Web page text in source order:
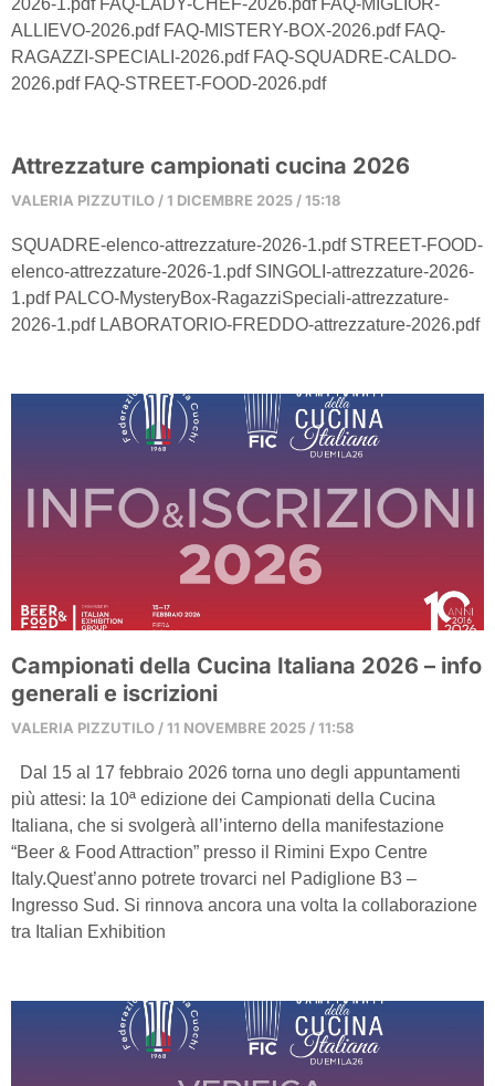
2026-1.pdf FAQ-LADY-CHEF-2026.pdf FAQ-MIGLIOR-
ALLIEVO-2026.pdf FAQ-MISTERY-BOX-2026.pdf FAQ-
RAGAZZI-SPECIALI-2026.pdf FAQ-SQUADRE-CALDO-
2026.pdf FAQ-STREET-FOOD-2026.pdf
Attrezzature campionati cucina 2026
VALERIA PIZZUTILO 1 DICEMBRE 2025 15:18
SQUADRE-elenco-attrezzature-2026-1.pdf STREET-FOOD-
elenco-attrezzature-2026-1.pdf SINGOLI-attrezzature-2026-
1.pdf PALCO-MysteryBox-RagazziSpeciali-attrezzature-
2026-1.pdf LABORATORIO-FREDDO-attrezzature-2026.pdf
Campionati della Cucina Italiana 2026 – info
generali e iscrizioni
VALERIA PIZZUTILO 11 NOVEMBRE 2025 11:58
Dal 15 al 17 febbraio 2026 torna uno degli appuntamenti
più attesi: la 10ª edizione dei Campionati della Cucina
Italiana, che si svolgerà all’interno della manifestazione
“Beer & Food Attraction” presso il Rimini Expo Centre
Italy.Quest’anno potrete trovarci nel Padiglione B3 –
Ingresso Sud. Si rinnova ancora una volta la collaborazione
tra Italian Exhibition